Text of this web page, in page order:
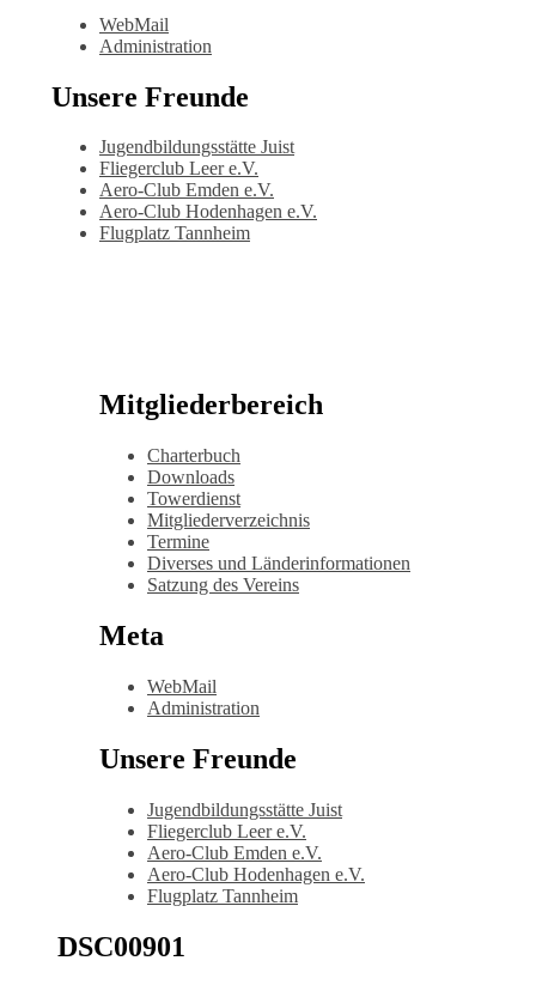
WebMail
Administration
Unsere Freunde
Jugendbildungsstätte Juist
Fliegerclub Leer e.V.
Aero-Club Emden e.V.
Aero-Club Hodenhagen e.V.
Flugplatz Tannheim
Mitgliederbereich
Charterbuch
Downloads
Towerdienst
Mitgliederverzeichnis
Termine
Diverses und Länderinformationen
Satzung des Vereins
Meta
WebMail
Administration
Unsere Freunde
Jugendbildungsstätte Juist
Fliegerclub Leer e.V.
Aero-Club Emden e.V.
Aero-Club Hodenhagen e.V.
Flugplatz Tannheim
DSC00901